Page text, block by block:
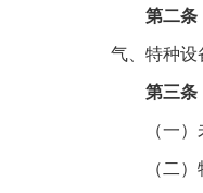
第二条
气、特种设
第三条
（一
（二